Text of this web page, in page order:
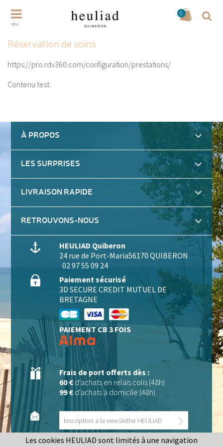
MENU
0
Réservation de soins
https://pro.rdv360.com/configuration/prestations/
Contenu test
À PROPOS
LES SURPRISES
LIVRAISON RAPIDE
RETROUVONS-NOUS
HEULIAD Quiberon
24 rue de Port-Maria56170 QUIBERON
02 97 55 09 24
Paiement sécurisé
3D SECURE CREDIT MUTUEL DE
BRETAGNE
PAIEMENT CB 3 FOIS
Frais de port offerts dès :
60 € d'achats en relais colis (48h)
99 € d'achats à domicile (48h)
Les cookies HEULIAD sont limités à une navigation